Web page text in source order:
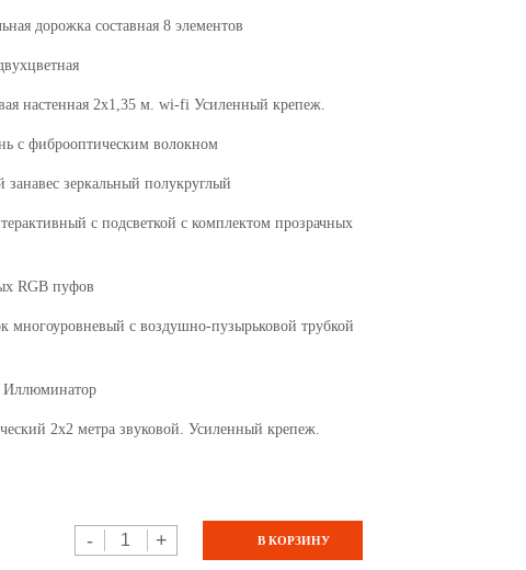
составная 8 элементов
2х1,35 м. wi-fi Усиленный крепеж.
волокном
зеркальный полукруглый
с подсветкой с комплектом прозрачных
пуфов
с воздушно-пузырьковой трубкой
2х2 метра звуковой. Усиленный крепеж.